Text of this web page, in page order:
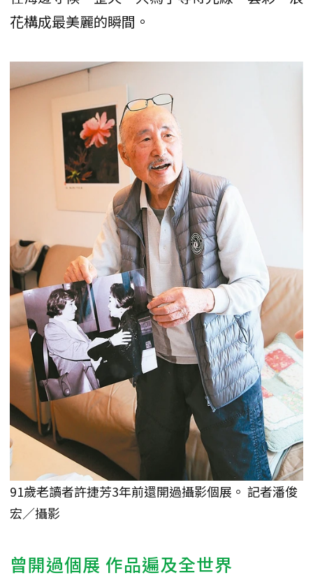
花構成最美麗的瞬間。
91歲老讀者許捷芳3年前還開過攝影個展。 記者潘俊
宏／攝影
曾開過個展 作品遍及全世界